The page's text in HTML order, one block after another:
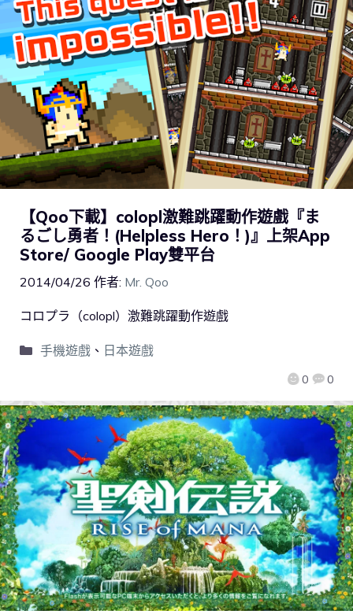
【Qoo下載】colopl激難跳躍動作遊戲『ま
るごし勇者！(Helpless Hero！)』上架App
Store/ Google Play雙平台
2014/04/26 作者: Mr. Qoo
0 0
コロプラ（colopl）激難跳躍動作遊戲
手機遊戲、 日本遊戲